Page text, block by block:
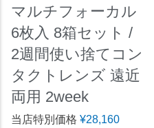
マルチフォーカル
6枚入 8箱セット /
2週間使い捨てコン
タクトレンズ 遠近
両用 2week
当店特別価格 ¥28,160